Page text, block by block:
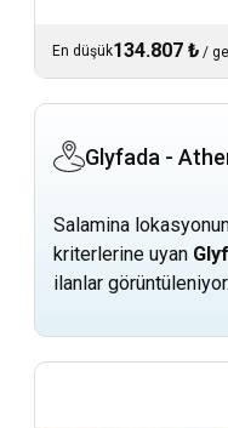
En düşük134.807 ₺ /
Glyfada -
Salamina
kriterlerine uyan
ilanlar görüntüleniyor.